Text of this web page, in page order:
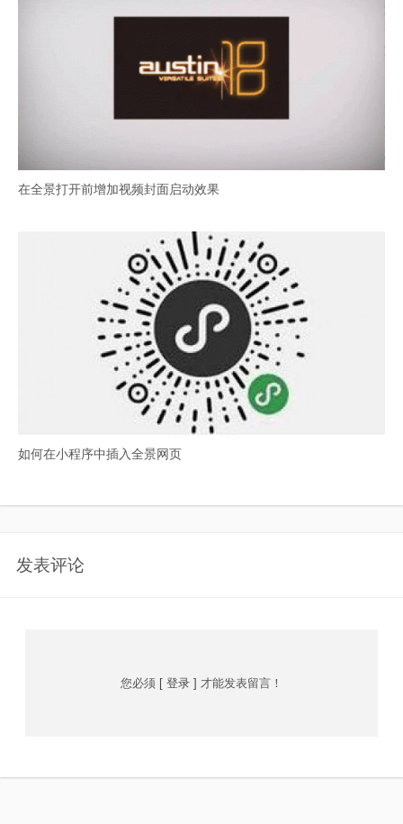
在全景打开前增加视频封面启动效果
如何在小程序中插入全景网页
发表评论
您必须 [ 登录 ] 才能发表留言！